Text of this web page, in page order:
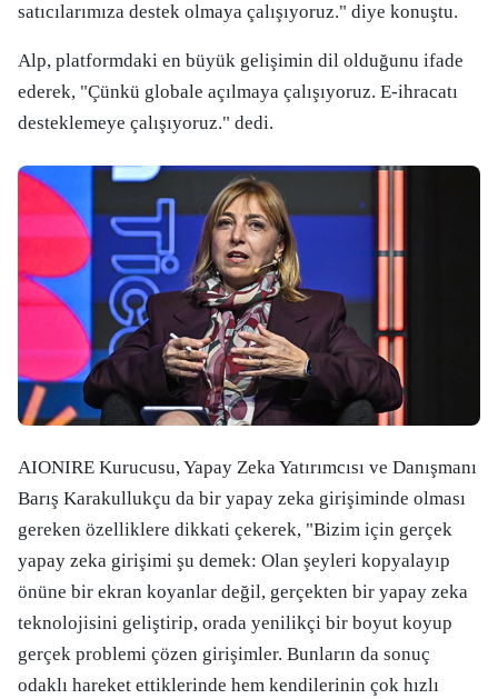
satıcılarımıza destek olmaya çalışıyoruz." diye konuştu.
Alp, platformdaki en büyük gelişimin dil olduğunu ifade
ederek, "Çünkü globale açılmaya çalışıyoruz. E-ihracatı
desteklemeye çalışıyoruz." dedi.
AIONIRE Kurucusu, Yapay Zeka Yatırımcısı ve Danışmanı
Barış Karakullukçu da bir yapay zeka girişiminde olması
gereken özelliklere dikkati çekerek, "Bizim için gerçek
yapay zeka girişimi şu demek: Olan şeyleri kopyalayıp
önüne bir ekran koyanlar değil, gerçekten bir yapay zeka
teknolojisini geliştirip, orada yenilikçi bir boyut koyup
gerçek problemi çözen girişimler. Bunların da sonuç
odaklı hareket ettiklerinde hem kendilerinin çok hızlı